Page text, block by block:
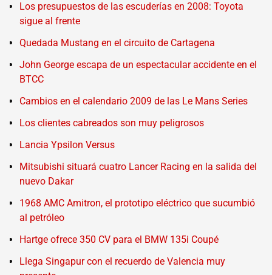
Los presupuestos de las escuderías en 2008: Toyota
sigue al frente
Quedada Mustang en el circuito de Cartagena
John George escapa de un espectacular accidente en el
BTCC
Cambios en el calendario 2009 de las Le Mans Series
Los clientes cabreados son muy peligrosos
Lancia Ypsilon Versus
Mitsubishi situará cuatro Lancer Racing en la salida del
nuevo Dakar
1968 AMC Amitron, el prototipo eléctrico que sucumbió
al petróleo
Hartge ofrece 350 CV para el BMW 135i Coupé
Llega Singapur con el recuerdo de Valencia muy